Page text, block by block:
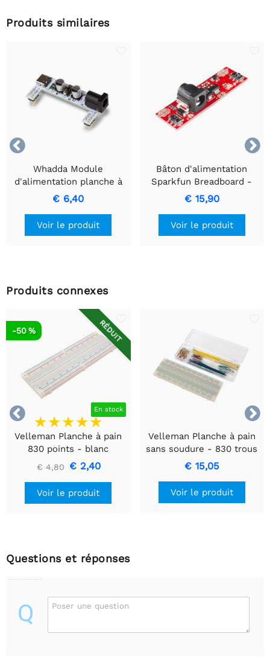
Produits similaires


Whadda Module
d'alimentation planche à
pain 3.3V / 5V
€ 6,40
Voir le produit
Bâton d'alimentation
Sparkfun Breadboard -
5V/3,3V
€ 15,90
Voir le produit
Produits connexes


RÉDUIT
En stock
-50 %
Velleman Planche à pain
830 points - blanc
€ 4,80 € 2,40
Voir le produit
Velleman Planche à pain
sans soudure - 830 trous
+ fils de liaison - 140 pcs
€ 15,05
Voir le produit
Questions et réponses
Q Poser une question